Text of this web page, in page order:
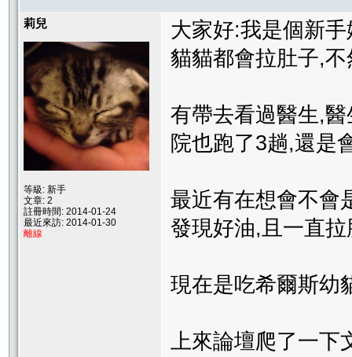
莉兒
等級: 新手
文章: 2
註冊時間: 2014-01-24
最近來訪: 2014-01-30
離線
大家好:我是個新
貓貓都會拉肚子,
有帶去看過醫生,
院也跑了3趟,還是
最近有在想會不會
發現好油,且一直
現在是吃希爾斯幼
上來論壇爬了一下